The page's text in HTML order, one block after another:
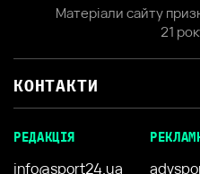
Матеріали сайту
21
КОНТАКТИ
РЕДАКЦІЯ
info@sport24.ua